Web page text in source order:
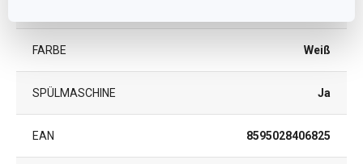
FARBE Weiß
SPÜLMASCHINE Ja
EAN 8595028406825